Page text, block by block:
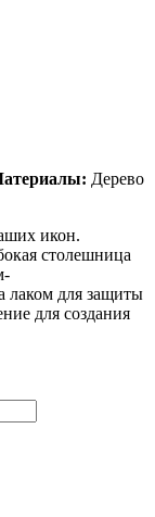
Дерево
икон.
столешница
лаком для защиты
для создания